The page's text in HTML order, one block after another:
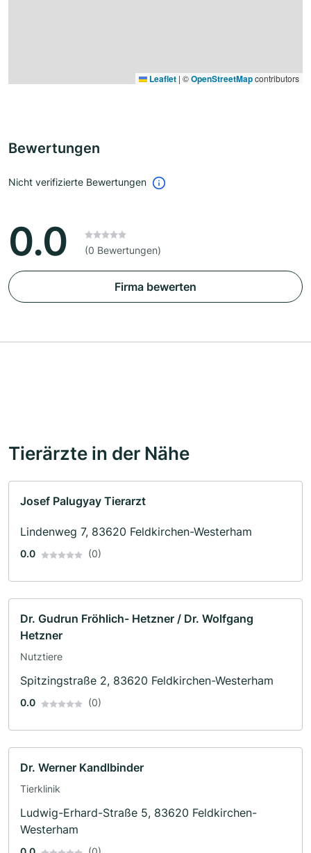
Leaflet | ©OpenStreetMapcontributors
Bewertungen
Nicht verifizierte Bewertungen
0.0 (0 Bewertungen)
Firma bewerten
Tierärzte in der Nähe
Josef Palugyay Tierarzt
Lindenweg 7, 83620 Feldkirchen-Westerham
0.0 (0)
Dr. Gudrun Fröhlich- Hetzner / Dr. Wolfgang
Hetzner
Nutztiere
Spitzingstraße 2, 83620 Feldkirchen-Westerham
0.0 (0)
Dr. Werner Kandlbinder
Tierklinik
Ludwig-Erhard-Straße 5, 83620 Feldkirchen-
Westerham